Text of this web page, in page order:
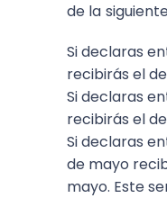
de la
Si declaras
recibirás el
Si declaras
recibirás el
Si declaras
de mayo
mayo. Este